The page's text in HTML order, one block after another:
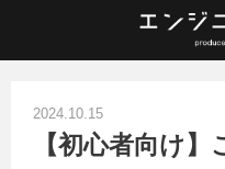
Java入門
/
【初心者向け】これもJava？
2024.10.15
【初心者向け